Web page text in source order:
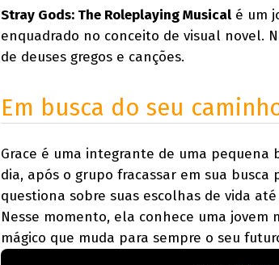
Stray Gods: The Roleplaying Musical é um
enquadrado no conceito de visual novel.
de deuses gregos e canções.
Em busca do seu
Grace é uma integrante de uma pequena
dia, após o grupo fracassar em sua
questiona sobre suas escolhas de vida
Nesse momento, ela conhece uma
mágico que muda para sempre o seu